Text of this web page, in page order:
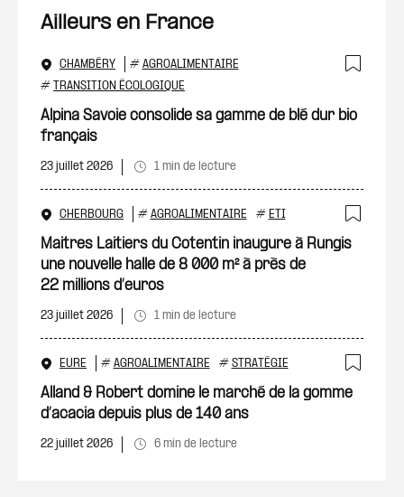
Ailleurs en France
CHAMBÉRY # AGROALIMENTAIRE
# TRANSITION ÉCOLOGIQUE
Alpina Savoie consolide sa gamme de blé dur bio
français
23 juillet 2026 1 min de lecture
CHERBOURG # AGROALIMENTAIRE # ETI
Maitres Laitiers du Cotentin inaugure à Rungis
une nouvelle halle de 8 000 m² à près de
22 millions d’euros
23 juillet 2026 1 min de lecture
EURE # AGROALIMENTAIRE # STRATÉGIE
Alland & Robert domine le marché de la gomme
d’acacia depuis plus de 140 ans
22 juillet 2026 6 min de lecture